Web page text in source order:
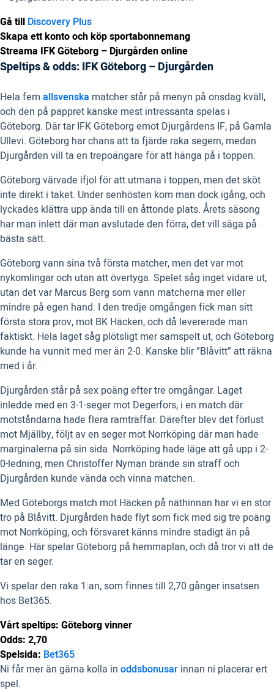
Gå till Discovery Plus
Skapa ett konto och köp sportabonnemang
Streama IFK Göteborg – Djurgården online
Speltips & odds: IFK Göteborg – Djurgården
Hela fem allsvenska matcher står på menyn på onsdag kväll,
och den på pappret kanske mest intressanta spelas i
Göteborg. Där tar IFK Göteborg emot Djurgårdens IF, på Gamla
Ullevi. Göteborg har chans att ta fjärde raka segern, medan
Djurgården vill ta en trepoängare för att hänga på i toppen.
Göteborg värvade ifjol för att utmana i toppen, men det sköt
inte direkt i taket. Under senhösten kom man dock igång, och
lyckades klättra upp ända till en åttonde plats. Årets säsong
har man inlett där man avslutade den förra, det vill säga på
bästa sätt.
Göteborg vann sina två första matcher, men det var mot
nykomlingar och utan att övertyga. Spelet såg inget vidare ut,
utan det var Marcus Berg som vann matcherna mer eller
mindre på egen hand. I den tredje omgången fick man sitt
första stora prov, mot BK Häcken, och då levererade man
faktiskt. Hela laget såg plötsligt mer samspelt ut, och Göteborg
kunde ha vunnit med mer än 2-0. Kanske blir ”Blåvitt” att räkna
med i år.
Djurgården står på sex poäng efter tre omgångar. Laget
inledde med en 3-1-seger mot Degerfors, i en match där
motståndarna hade flera ramträffar. Därefter blev det förlust
mot Mjällby, följt av en seger mot Norrköping där man hade
marginalerna på sin sida. Norrköping hade läge att gå upp i 2-
0-ledning, men Christoffer Nyman brände sin straff och
Djurgården kunde vända och vinna matchen.
Med Göteborgs match mot Häcken på näthinnan har vi en stor
tro på Blåvitt. Djurgården hade flyt som fick med sig tre poäng
mot Norrköping, och försvaret känns mindre stadigt än på
länge. Här spelar Göteborg på hemmaplan, och då tror vi att de
tar en seger.
Vi spelar den raka 1:an, som finnes till 2,70 gånger insatsen
hos Bet365.
Vårt speltips: Göteborg vinner
Odds: 2,70
Spelsida: Bet365
Ni får mer än gärna kolla in oddsbonusar innan ni placerar ert
spel.